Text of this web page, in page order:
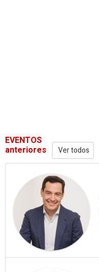
EVENTOS
anteriores Ver todos